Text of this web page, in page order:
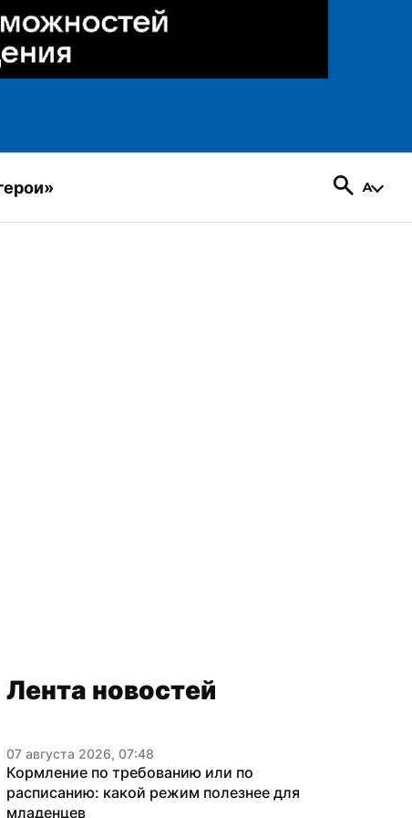
Лента новостей
07 августа 2026, 07:48
Кормление по требованию или по
расписанию: какой режим полезнее для
младенцев